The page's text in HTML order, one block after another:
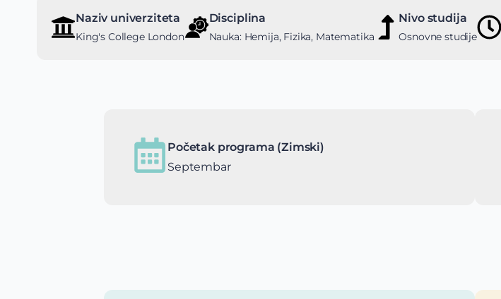
Naziv univerziteta
King's College London
Disciplina
Nauka: Hemija, Fizika, Matematika
Nivo studija
Osnovne studije
Početak programa (Zimski)
Septembar